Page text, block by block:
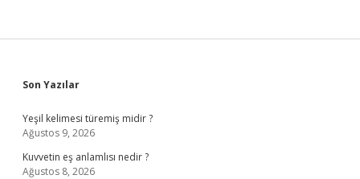
Sidebar
Son Yazılar
Yeşil kelimesi türemiş midir ?
Ağustos 9, 2026
Kuvvetin eş anlamlısı nedir ?
Ağustos 8, 2026